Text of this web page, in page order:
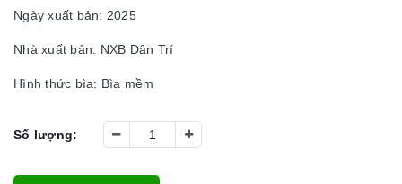
Ngày xuất bản: 2025
Nhà xuất bản: NXB Dân Trí
Hình thức bìa: Bìa mềm
Số lượng: